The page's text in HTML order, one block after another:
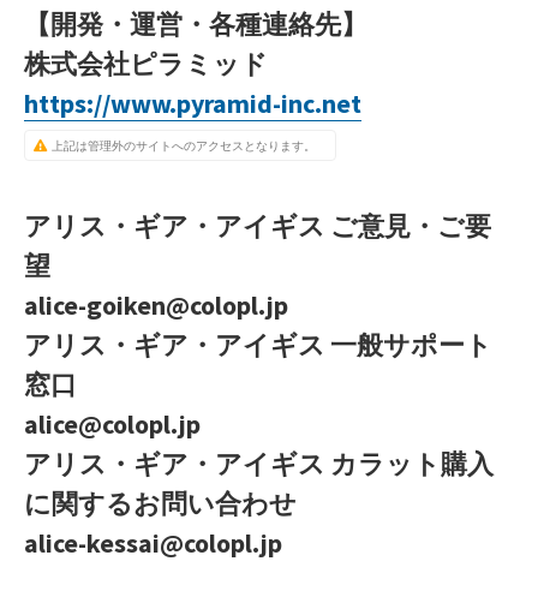
【開発・運営・各種連絡先】
株式会社ピラミッド
https://www.pyramid-inc.net
上記は管理外のサイトへのアクセスとなります。
アリス・ギア・アイギス ご意見・ご要
望
alice-goiken@colopl.jp
アリス・ギア・アイギス 一般サポート
窓口
alice@colopl.jp
アリス・ギア・アイギス カラット購入
に関するお問い合わせ
alice-kessai@colopl.jp